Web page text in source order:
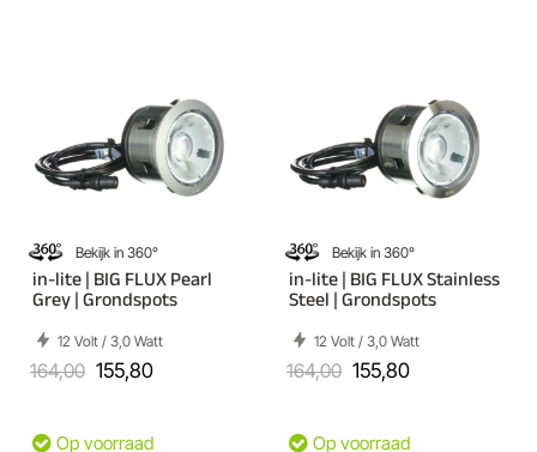
Bekijk in 360°
in-lite | BIG FLUX Pearl
Grey | Grondspots
12 Volt / 3,0 Watt
164,00 155,80
Op voorraad
Bekijk in 360°
in-lite | BIG FLUX Stainless
Steel | Grondspots
12 Volt / 3,0 Watt
164,00 155,80
Op voorraad